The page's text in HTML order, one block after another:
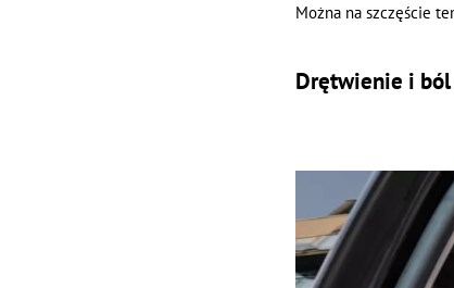
Można na szczęście
Drętwienie i ból